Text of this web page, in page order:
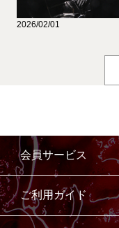
2026/02/01
会員サービス
ご利用ガイド